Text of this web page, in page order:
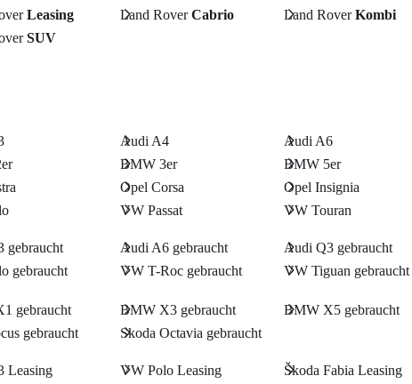
Leasing Land RoverCabrio Land RoverKombi
SUV
Audi A4 Audi A6
BMW 3er BMW 5er
Opel Corsa Opel Insignia
VW Passat VW Touran
gebraucht Audi A6 gebraucht Audi Q3 gebraucht
gebraucht VW T-Roc gebraucht VW Tiguan gebraucht
gebraucht BMW X3 gebraucht BMW X5 gebraucht
gebraucht Skoda Octavia gebraucht
Leasing VW Polo Leasing Škoda Fabia Leasing